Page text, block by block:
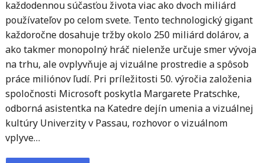
každodennou súčasťou života viac ako dvoch miliárd
používateľov po celom svete. Tento technologický gigant
každoročne dosahuje tržby okolo 250 miliárd dolárov, a
ako takmer monopolný hráč nielenže určuje smer vývoja
na trhu, ale ovplyvňuje aj vizuálne prostredie a spôsob
práce miliónov ľudí. Pri príležitosti 50. výročia založenia
spoločnosti Microsoft poskytla Margarete Pratschke,
odborná asistentka na Katedre dejín umenia a vizuálnej
kultúry Univerzity v Passau, rozhovor o vizuálnom
vplyve…